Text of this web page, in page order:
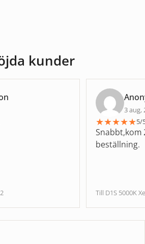
kunder
3 aug,
★★★★★5/
Snabbt,kom
beställning.
Till D1S 5000K